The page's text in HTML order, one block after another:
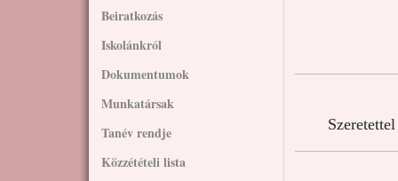
Beiratkozás
Iskolánkról
Dokumentumok
Munkatársak
Tanév rendje
Közzétételi lista